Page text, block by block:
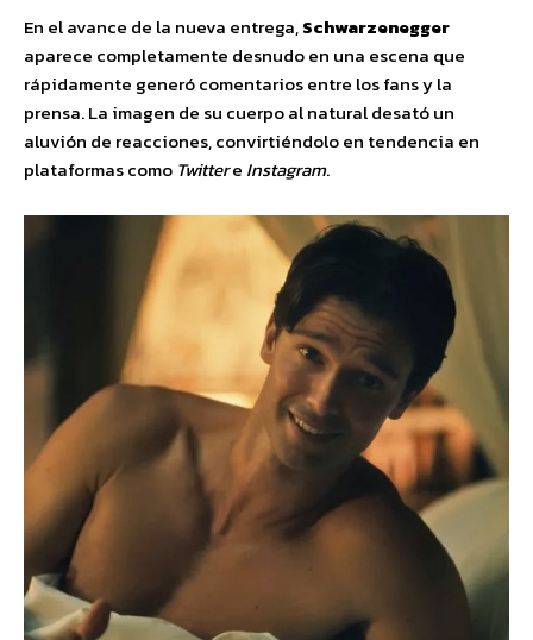
En el avance de la nueva entrega,Schwarzenegger
aparece completamente desnudo en una escena que
rápidamente generó comentarios entre los fans y la
prensa. La imagen de su cuerpo al natural desató un
aluvión de reacciones, convirtiéndolo en tendencia en
plataformas como Twittere Instagram.